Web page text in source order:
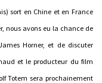
sort en Chine et en France
nous avons eu la chance de
Horner, et de discuter
et le producteur du film
Totem sera prochainement